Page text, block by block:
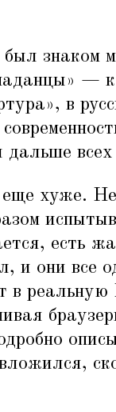
знаком
—
в
всех
хуже.
есть
и они все
в